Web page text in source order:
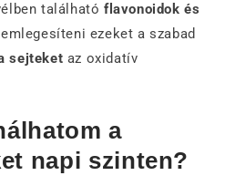
található flavonoidok és
ezeket a szabad
sejteket az oxidatív
a
napi szinten?